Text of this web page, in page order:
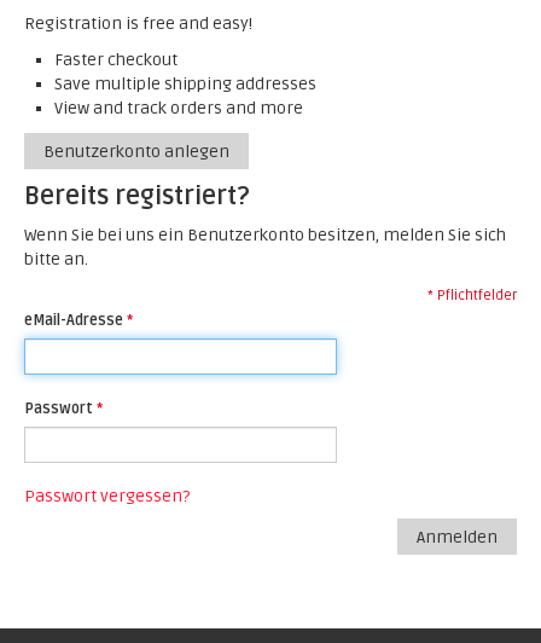
Registration is free and easy!
Faster checkout
Save multiple shipping addresses
View and track orders and more
Benutzerkonto anlegen
Bereits registriert?
Wenn Sie bei uns ein Benutzerkonto besitzen, melden Sie sich
bitte an.
* Pflichtfelder
*
eMail-Adresse
*
Passwort
Passwort vergessen?
Anmelden